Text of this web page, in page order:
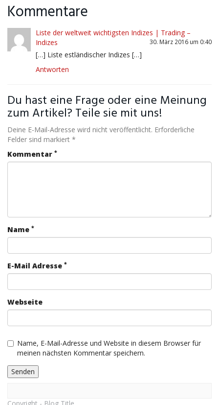
Kommentare
Liste der weltweit wichtigsten Indizes | Trading –
Indizes
30. März 2016 um 0:40
[…] Liste estländischer Indizes […]
Antworten
Du hast eine Frage oder eine Meinung
zum Artikel? Teile sie mit uns!
Deine E-Mail-Adresse wird nicht veröffentlicht. Erforderliche
Felder sind markiert *
Kommentar *
Name *
E-Mail Adresse *
Webseite
Name, E-Mail-Adresse und Website in diesem Browser für
meinen nächsten Kommentar speichern.